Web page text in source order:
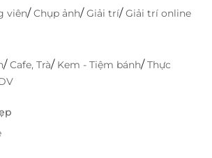
viên/Chụp ảnh/Giải trí/Giải trí online
/Cafe, Trà/ Kem - Tiệm bánh/Thực